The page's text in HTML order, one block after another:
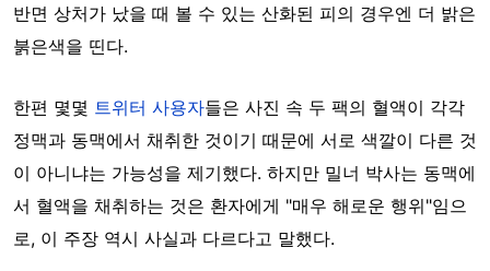
반면 상처가 났을 때 볼 수 있는 산화된 피의 경우엔 더 밝은
붉은색을 띤다.
한편 몇몇 트위터 사용자들은 사진 속 두 팩의 혈액이 각각
정맥과 동맥에서 채취한 것이기 때문에 서로 색깔이 다른 것
이 아니냐는 가능성을 제기했다. 하지만 밀너 박사는 동맥에
서 혈액을 채취하는 것은 환자에게 "매우 해로운 행위"임으
로, 이 주장 역시 사실과 다르다고 말했다.